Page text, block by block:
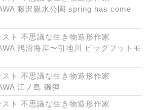
藤沢親水公園 spring has come
ト 不思議な生き物造形作家
鵠沼海岸〜引地川 ビッグフットモ
ト 不思議な生き物造形作家
江ノ島 磯狸
ト 不思議な生き物造形作家